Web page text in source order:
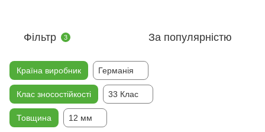
Фільтр 3 За популярністю
Країна виробник Германія
Клас зносостійкості 33 Клас
Товщина 12 мм